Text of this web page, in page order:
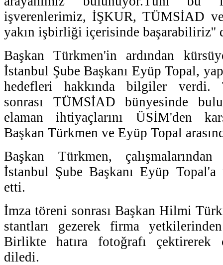
işverenlerimiz, İŞKUR, TÜMSİAD
yakın işbirliği içerisinde başarabiliriz''
Başkan Türkmen'in ardından
İstanbul Şube Başkanı Eyüp Topal,
hedefleri hakkında bilgiler verdi.
sonrası TÜMSİAD bünyesinde
elaman ihtiyaçlarını ÜSİM'den
Başkan Türkmen ve Eyüp Topal
Başkan Türkmen,
İstanbul Şube Başkanı Eyüp
etti.
İmza töreni sonrası Başkan Hilmi
stantları gezerek firma
Birlikte hatıra fotoğrafı çektirerek
diledi.